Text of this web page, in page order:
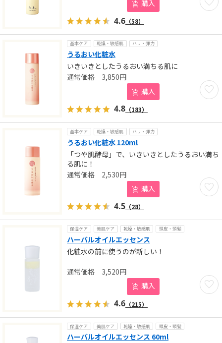
購入
4.6 （58）
基本ケア 乾燥・敏感肌 ハリ・弾力
うるおい化粧水
いきいきとしたうるおい満ちる肌に
お気
3,850円
購入
4.8 （183）
基本ケア 乾燥・敏感肌 ハリ・弾力
うるおい化粧水 120ml
「つや肌酵母」で、いきいきとしたうるおい満ち
る肌に！
お気
2,530円
購入
4.5 （28）
保湿ケア 美肌ケア 乾燥・敏感肌 頭皮・頭髪
ハーバルオイルエッセンス
化粧水の前に使うのが新しい！
お気
3,520円
購入
4.6 （215）
保湿ケア 美肌ケア 乾燥・敏感肌 頭皮・頭髪
ハーバルオイルエッセンス 60ml